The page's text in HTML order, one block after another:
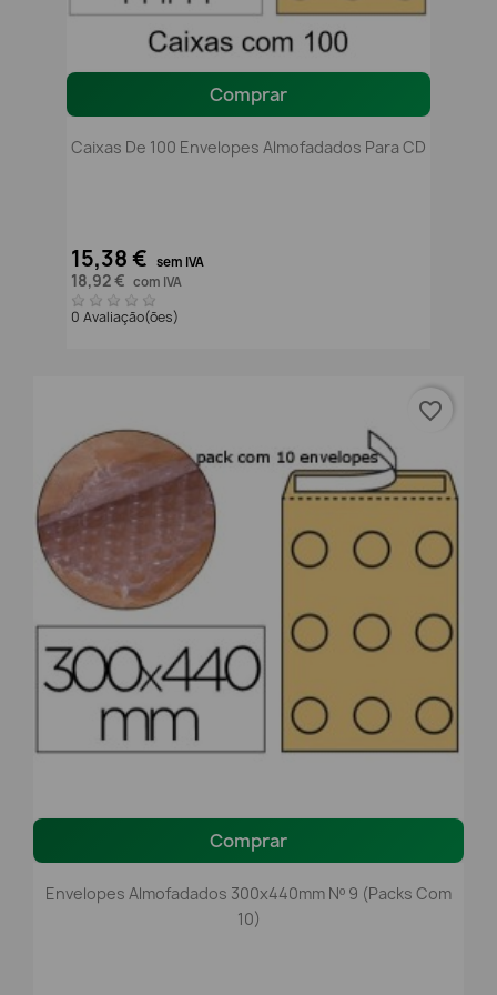
Comprar
Caixas De 100 Envelopes Almofadados Para CD
15,38 € sem IVA
18,92 € com IVA
0 Avaliação(ões)
Comprar
Envelopes Almofadados 300x440mm Nº 9 (packs Com
10)
favorite_border